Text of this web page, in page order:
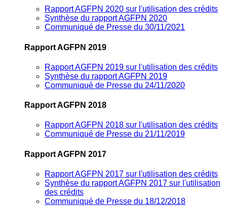
Rapport AGFPN 2020 sur l'utilisation des crédits
Synthèse du rapport AGFPN 2020
Communiqué de Presse du 30/11/2021
Rapport AGFPN 2019
Rapport AGFPN 2019 sur l'utilisation des crédits
Synthèse du rapport AGFPN 2019
Communiqué de Presse du 24/11/2020
Rapport AGFPN 2018
Rapport AGFPN 2018 sur l'utilisation des crédits
Communiqué de Presse du 21/11/2019
Rapport AGFPN 2017
Rapport AGFPN 2017 sur l'utilisation des crédits
Synthèse du rapport AGFPN 2017 sur l'utilisation
des crédits
Communiqué de Presse du 18/12/2018